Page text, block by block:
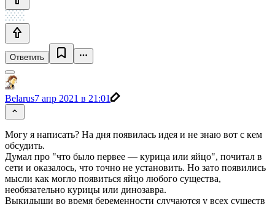
Ответить
Belarus7 апр 2021 в 21:01
Могу я написать? На дня появилась идея и не знаю вот с кем
обсудить.
Думал про "что было первее — курица или яйцо", почитал в
сети и оказалось, что точно не установить. Но зато появились
мысли как могло появиться яйцо любого существа,
необязательно курицы или динозавра.
Выкидыши во время беременности случаются у всех существ